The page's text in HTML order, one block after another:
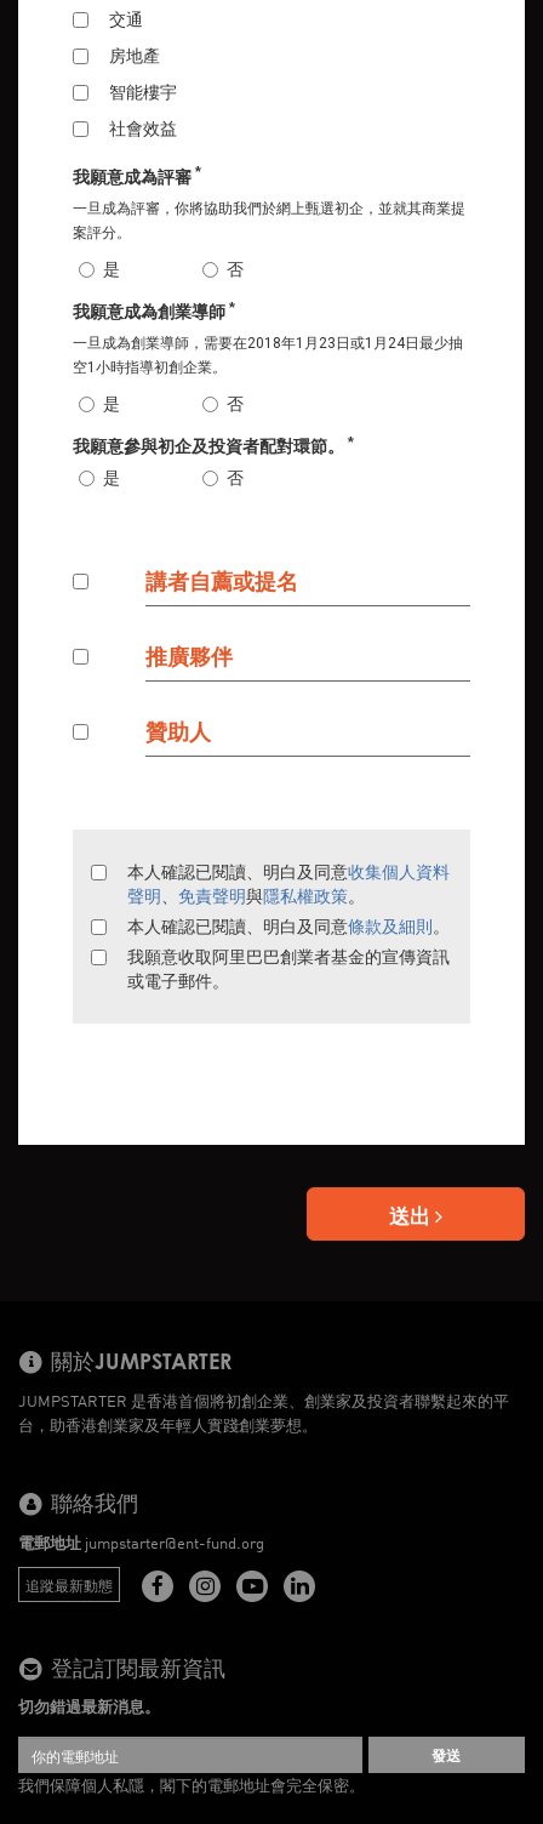
交通
房地產
智能樓宇
社會效益
我願意成為評審 *
一旦成為評審，你將協助我們於網上甄選初企，並就其商業提
案評分。
是 否
我願意成為創業導師 *
一旦成為創業導師，需要在2018年1月23日或1月24日最少抽
空1小時指導初創企業。
是 否
我願意參與初企及投資者配對環節。 *
是 否
講者自薦或提名
推廣夥伴
贊助人
本人確認已閱讀、明白及同意收集個人資料
聲明、 免責聲明與隱私權政策。
本人確認已閱讀、明白及同意條款及細則 。
我願意收取阿里巴巴創業者基金的宣傳資訊
或電子郵件。
送出
關於JUMPSTARTER
JUMPSTARTER 是香港首個將初創企業、創業家及投資者聯繫起來的平
台，助香港創業家及年輕人實踐創業夢想。
聯絡我們
電郵地址 jumpstarter@ent-fund.org
追蹤最新動態
登記訂閱最新資訊
切勿錯過最新消息。
發送
我們保障個人私隱，閣下的電郵地址會完全保密。